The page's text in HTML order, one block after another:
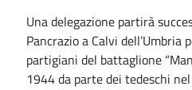
Una delegazione partirà
Pancrazio a Calvi dell’Umbria
partigiani del battaglione
1944 da parte dei tedeschi